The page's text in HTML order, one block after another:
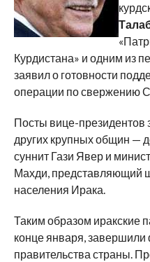
Курдистана» и одним из
заявил о готовности
операции по свержению
Посты вице-президентов
других крупных общин —
суннит Гази Явер и
Махди, представляющий
населения Ирака.
Таким образом иракские
конце января,
правительства страны.